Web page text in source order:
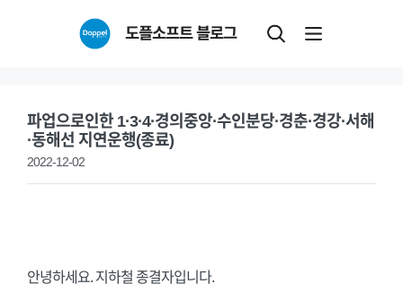
도플소프트 블로그
파업으로인한 1·3·4·경의중앙·수인분당·경춘·경강·서해
·동해선 지연운행(종료)
2022-12-02
안녕하세요. 지하철 종결자입니다.